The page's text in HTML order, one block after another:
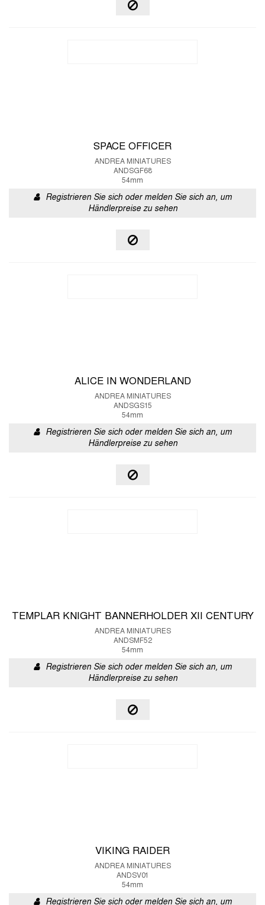
SPACE OFFICER
ANDREA MINIATURES
ANDSGF68
54mm
Registrieren Sie sich oder melden Sie sich an, um
Händlerpreise zu sehen
ALICE IN WONDERLAND
ANDREA MINIATURES
ANDSGS15
54mm
Registrieren Sie sich oder melden Sie sich an, um
Händlerpreise zu sehen
TEMPLAR KNIGHT BANNERHOLDER XII CENTURY
ANDREA MINIATURES
ANDSMF52
54mm
Registrieren Sie sich oder melden Sie sich an, um
Händlerpreise zu sehen
VIKING RAIDER
ANDREA MINIATURES
ANDSV01
54mm
Registrieren Sie sich oder melden Sie sich an, um